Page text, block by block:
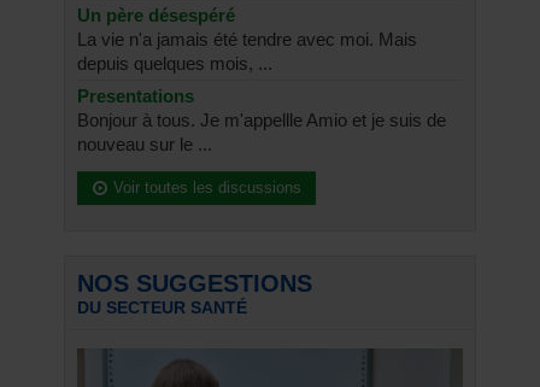
Un père désespéré
La vie n'a jamais été tendre avec moi. Mais
depuis quelques mois, ...
Presentations
Bonjour à tous. Je m'appellle Amio et je suis de
nouveau sur le ...
Voir toutes les discussions
NOS SUGGESTIONS
DU SECTEUR SANTÉ